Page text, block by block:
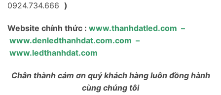
0924.734.666 )
Website chính thức : www.thanhdatled.com –
www.denledthanhdat.com.com –
www.ledthanhdat.com
Chân thành cám ơn quý khách hàng luôn đồng hành
cùng chúng tôi